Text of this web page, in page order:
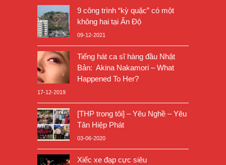
9 công trình “kỳ quặc” có một
không hai tại Ấn Độ
09-12-2021
Tiếng hát ca sĩ hàng đầu Nhật
Bản: Akina Nakamori – What
Happened To Her?
17-12-2019
[THP trong tôi] – Yêu Nghề – Yêu
Tân Hiệp Phát
03-06-2020
Xiếc xe đạp cực siêu